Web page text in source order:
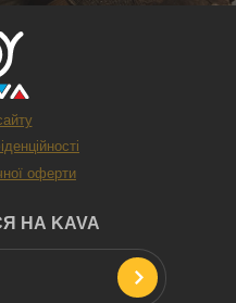
оферти
НА KAVA